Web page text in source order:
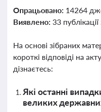
Опрацьовано: 14264
Виявлено: 33
На основі зібраних
короткі відповіді на
дізнаєтесь:
Які останні
великих